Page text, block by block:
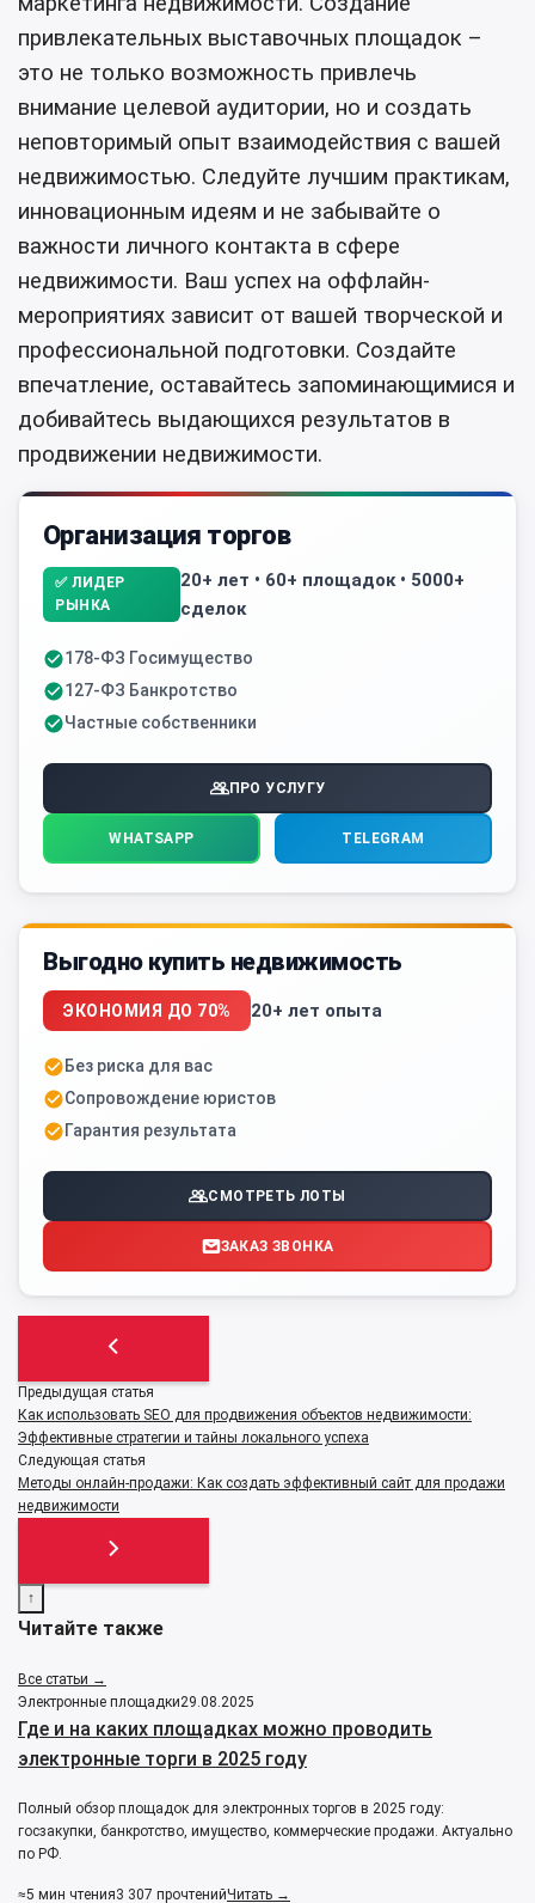
привлекательных выставочных площадок –
это не только возможность привлечь
внимание целевой аудитории, но и создать
неповторимый опыт взаимодействия с вашей
недвижимостью. Следуйте лучшим практикам,
инновационным идеям и не забывайте о
важности личного контакта в сфере
недвижимости. Ваш успех на оффлайн-
мероприятиях зависит от вашей творческой и
профессиональной подготовки. Создайте
впечатление, оставайтесь запоминающимися и
добивайтесь выдающихся результатов в
продвижении недвижимости.
Организация торгов
✅ ЛИДЕР
РЫНКА
20+ лет • 60+ площадок • 5000+
сделок
178-ФЗ Госимущество
127-ФЗ Банкротство
Частные собственники
ПРО УСЛУГУ
WHATSAPP TELEGRAM
Выгодно купить недвижимость
ЭКОНОМИЯ ДО 70% 20+ лет опыта
Без риска для вас
Сопровождение юристов
Гарантия результата
СМОТРЕТЬ ЛОТЫ
ЗАКАЗ ЗВОНКА
Предыдущая статья
Как использовать SEO для продвижения объектов недвижимости:
Эффективные стратегии и тайны локального успеха
Следующая статья
Методы онлайн-продажи: Как создать эффективный сайт для продажи
недвижимости
↑
Читайте также
Все статьи →
Электронные площадки29.08.2025
Где и на каких площадках можно проводить
электронные торги в 2025 году
Полный обзор площадок для электронных торгов в 2025 году:
госзакупки, банкротство, имущество, коммерческие продажи. Актуально
по РФ.
≈5 мин чтения3 307 прочтенийЧитать →